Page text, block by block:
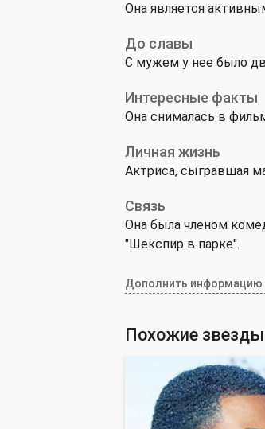
Она является
До славы
С мужем у нее было
Интересные факты
Она снималась в
Личная жизнь
Актриса, сыгравшая
Связь
Она была членом
"Шекспир в парке".
Дополнить информацию
Похожие звезды